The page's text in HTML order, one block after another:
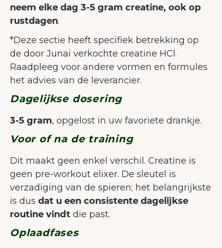
neem elke dag 3-5 gram creatine, ook op
rustdagen.
*Deze sectie heeft specifiek betrekking op
de door Junai verkochte creatine HCl.
Raadpleeg voor andere vormen en formules
het advies van de leverancier.
Dagelijkse dosering
3-5 gram, opgelost in uw favoriete drankje.
Voor of na de training
Dit maakt geen enkel verschil. Creatine is
geen pre-workout elixer. De sleutel is
verzadiging van de spieren; het belangrijkste
is dus dat u een consistente dagelijkse
routine vindt die past.
Oplaadfases